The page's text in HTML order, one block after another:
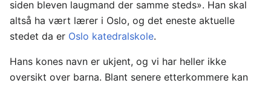
siden bleven laugmand der samme steds». Han skal
altså ha vært lærer i Oslo, og det eneste aktuelle
stedet da er Oslo katedralskole.
Hans kones navn er ukjent, og vi har heller ikke
oversikt over barna. Blant senere etterkommere kan